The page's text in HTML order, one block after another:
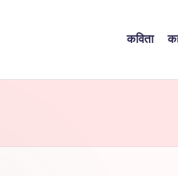
कविता